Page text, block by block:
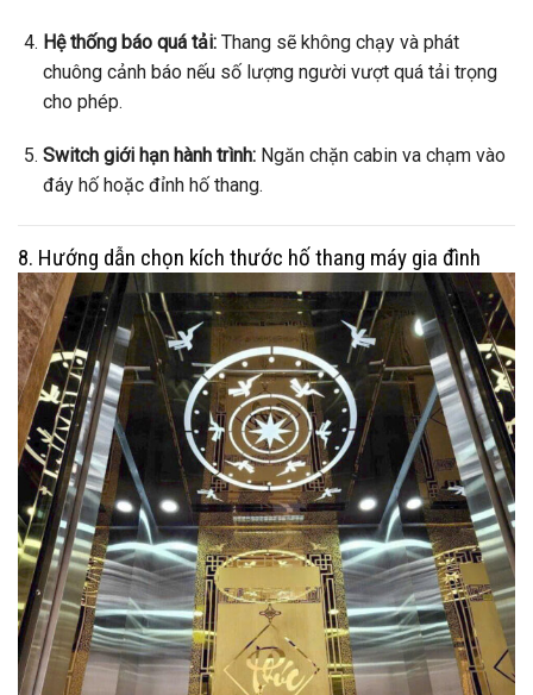
Hệ thống báo quá tải:Thang sẽ không chạy và phát
chuông cảnh báo nếu số lượng người vượt quá tải trọng
cho phép.
Switch giới hạn hành trình:Ngăn chặn cabin va chạm vào
đáy hố hoặc đỉnh hố thang.
8. Hướng dẫn chọn kích thước hố thang máy gia đình